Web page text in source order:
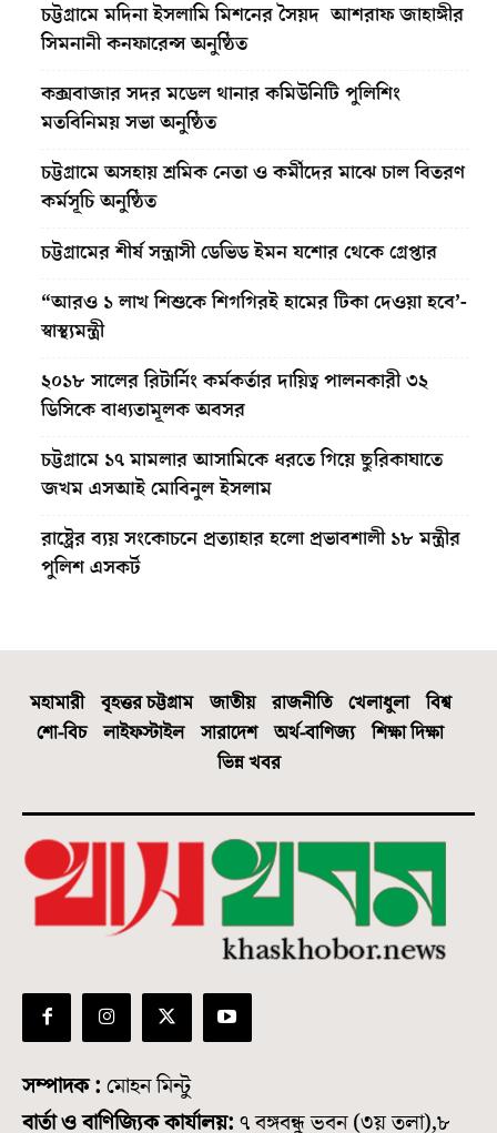
চট্টগ্রামে মদিনা ইসলামি মিশনের সৈয়দ আশরাফ জাহাঙ্গীর
সিমনানী কনফারেন্স অনুষ্ঠিত
কক্সবাজার সদর মডেল থানার কমিউনিটি পুলিশিং
মতবিনিময় সভা অনুষ্ঠিত
চট্টগ্রামে অসহায় শ্রমিক নেতা ও কর্মীদের মাঝে চাল বিতরণ
কর্মসূচি অনুষ্ঠিত
চট্টগ্রামের শীর্ষ সন্ত্রাসী ডেভিড ইমন যশোর থেকে গ্রেপ্তার
“আরও ১ লাখ শিশুকে শিগগিরই হামের টিকা দেওয়া হবে’-
স্বাস্থ্যমন্ত্রী
২০১৮ সালের রিটার্নিং কর্মকর্তার দায়িত্ব পালনকারী ৩২
ডিসিকে বাধ্যতামূলক অবসর
চট্টগ্রামে ১৭ মামলার আসামিকে ধরতে গিয়ে ছুরিকাঘাতে
জখম এসআই মোবিনুল ইসলাম
রাষ্ট্রের ব্যয় সংকোচনে প্রত্যাহার হলো প্রভাবশালী ১৮ মন্ত্রীর
পুলিশ এসকর্ট
মহামারী বৃহত্তর চট্টগ্রাম জাতীয় রাজনীতি খেলাধুলা
বিশ্ব
শো-বিচ
লাইফস্টাইল সারাদেশ অর্থ-বাণিজ্য
শিক্ষা দিক্ষা
ভিন্ন খবর
সম্পাদক : মোহন মিন্টু
বার্তা ও বাণিজ্যিক কার্যালয়: ৭ বঙ্গবন্ধু ভবন (৩য় তলা),৮